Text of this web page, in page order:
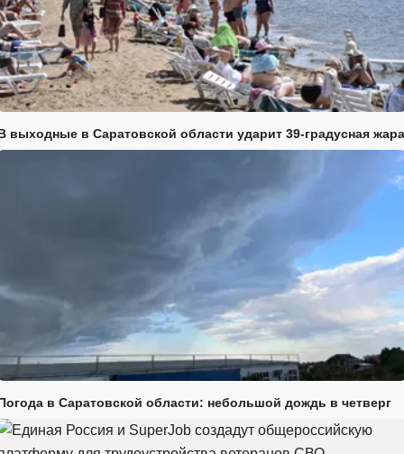
выходные в Саратовской области ударит 39-градусная жара
в Саратовской области: небольшой дождь в четверг